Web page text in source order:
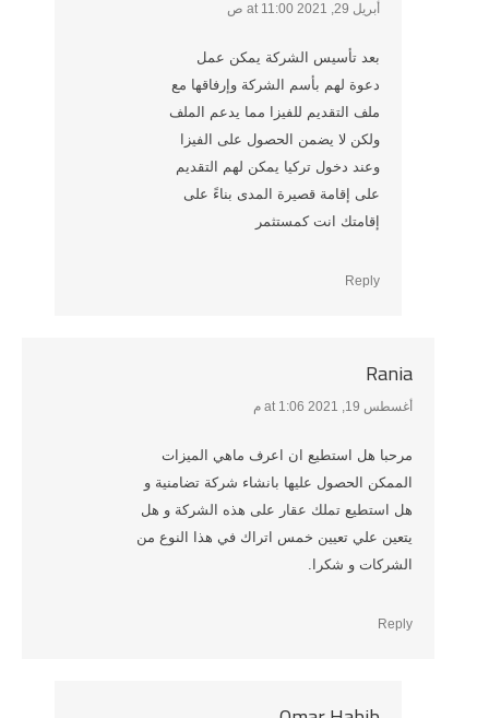
says:
أبريل 29, 2021 at 11:00 ص
بعد تأسيس الشركة يمكن عمل
دعوة لهم بأسم الشركة وإرفاقها مع
ملف التقديم للفيزا مما يدعم الملف
ولكن لا يضمن الحصول على الفيزا
وعند دخول تركيا يمكن لهم التقديم
على إقامة قصيرة المدى بناءً على
إقامتك انت كمستثمر
Reply
Rania
says:
أغسطس 19, 2021 at 1:06 م
مرحبا هل استطيع ان اعرف ماهي الميزات
الممكن الحصول عليها بانشاء شركة تضامنية و
هل استطيع تملك عقار على هذه الشركة و هل
يتعين علي تعيين خمس اتراك في هذا النوع من
الشركات و شكرا.
Reply